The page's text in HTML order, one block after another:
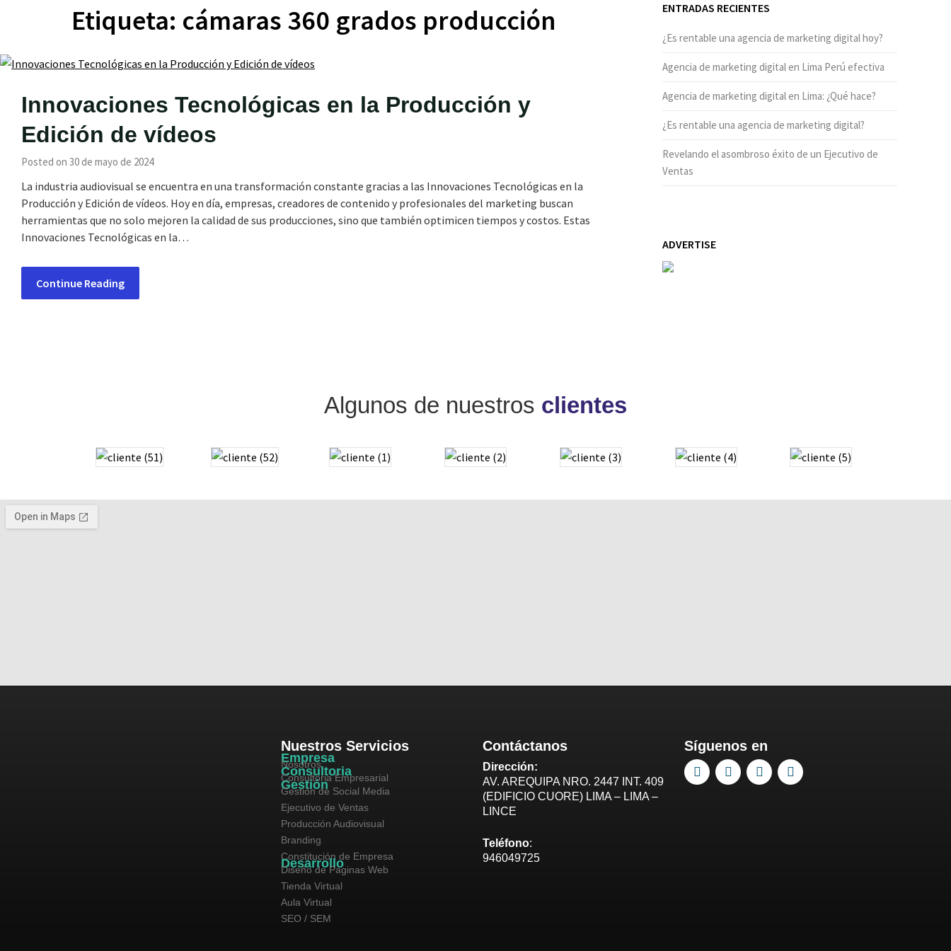
Etiqueta: cámaras 360 grados producción
Innovaciones Tecnológicas en la Producción y
Edición de vídeos
Posted on 30 de mayo de 2024
La industria audiovisual se encuentra en una transformación constante gracias a las Innovaciones Tecnológicas en la
Producción y Edición de vídeos. Hoy en día, empresas, creadores de contenido y profesionales del marketing buscan
herramientas que no solo mejoren la calidad de sus producciones, sino que también optimicen tiempos y costos. Estas
Innovaciones Tecnológicas en la…
Continue Reading
ENTRADAS RECIENTES
¿Es rentable una agencia de marketing digital hoy?
Agencia de marketing digital en Lima Perú efectiva
Agencia de marketing digital en Lima: ¿Qué hace?
¿Es rentable una agencia de marketing digital?
Revelando el asombroso éxito de un Ejecutivo de
Ventas
ADVERTISE
Algunos de nuestros clientes
Nuestros Servicios
Empresa
Nosotros
Consultoria
Consultoria Empresarial
Gestión
Gestión de Social Media
Ejecutivo de Ventas
Producción Audiovisual
Branding
Constitución de Empresa
Desarrollo
Diseño de Páginas Web
Tienda Virtual
Aula Virtual
SEO / SEM
Contáctanos
Dirección:
AV. AREQUIPA NRO. 2447 INT. 409
(EDIFICIO CUORE) LIMA – LIMA –
LINCE
Teléfono:
946049725
Síguenos en